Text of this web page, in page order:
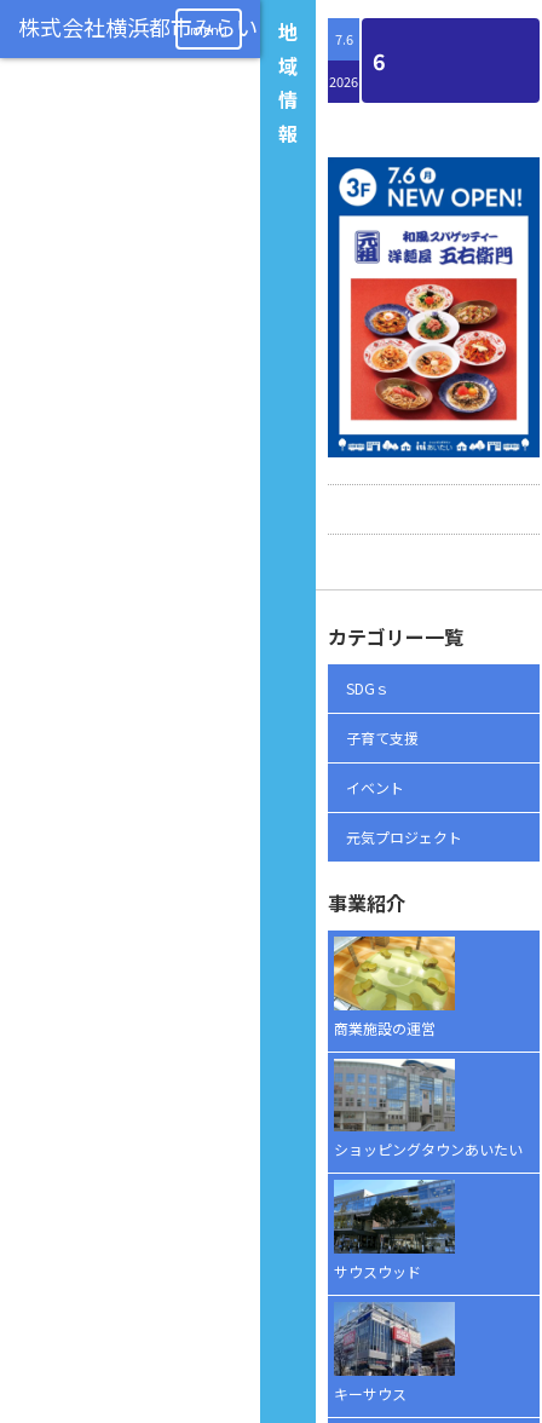
menu
地
域
情
報
7.6
2026
6
カテゴリー一覧
SDGｓ
子育て支援
イベント
元気プロジェクト
事業紹介
商業施設の運営
ショッピングタウンあいたい
サウスウッド
キーサウス